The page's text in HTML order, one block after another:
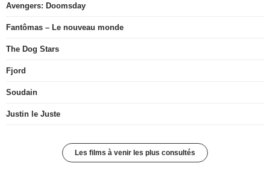
Avengers: Doomsday
Fantômas – Le nouveau monde
The Dog Stars
Fjord
Soudain
Justin le Juste
Les films à venir les plus consultés